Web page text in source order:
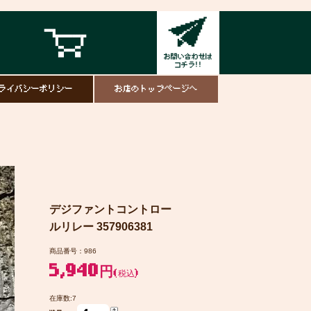
イバシーポリシー お店のトップページへ
デジファントコントロー
ルリレー 357906381
商品番号：986
5,940円(税込)
在庫数:7